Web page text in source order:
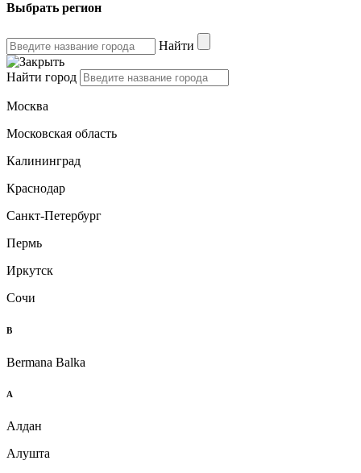
Выбрать регион
Найти
Найти город
Москва
Московская область
Калининград
Краснодар
Санкт-Петербург
Пермь
Иркутск
Сочи
B
Bermana Balka
А
Алдан
Алушта